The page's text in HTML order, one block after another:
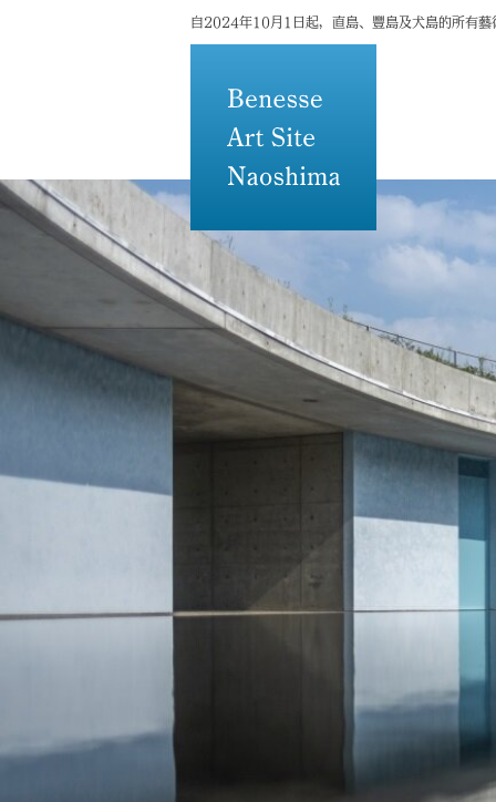
自2024年10月1日起，直島、豐島及犬島的所有藝